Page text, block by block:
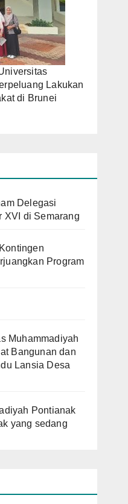
Lakukan
di Brunei
Delegasi
XVI di Semarang
Program
Muhammadiyah
Bangunan dan
Lansia Desa
Pontianak
yang sedang